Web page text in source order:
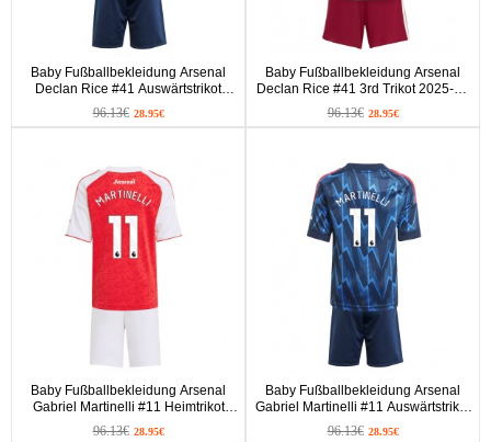
Baby Fußballbekleidung Arsenal
Declan Rice #41 Auswärtstrikot
2025-26 Kurzarm (+ kurze hosen)
96.13€ 28.95€
Baby Fußballbekleidung Arsenal
Declan Rice #41 3rd Trikot 2025-26
Kurzarm (+ kurze hosen)
96.13€ 28.95€
Baby Fußballbekleidung Arsenal
Gabriel Martinelli #11 Heimtrikot
2025-26 Kurzarm (+ kurze hosen)
96.13€ 28.95€
Baby Fußballbekleidung Arsenal
Gabriel Martinelli #11 Auswärtstrikot
2025-26 Kurzarm (+ kurze hosen)
96.13€ 28.95€